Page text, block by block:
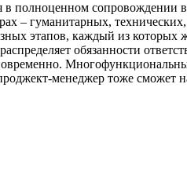
полноценном сопровождении
– гуманитарных,
этапов, каждый из которых
обязанности
менеджер тоже сможет